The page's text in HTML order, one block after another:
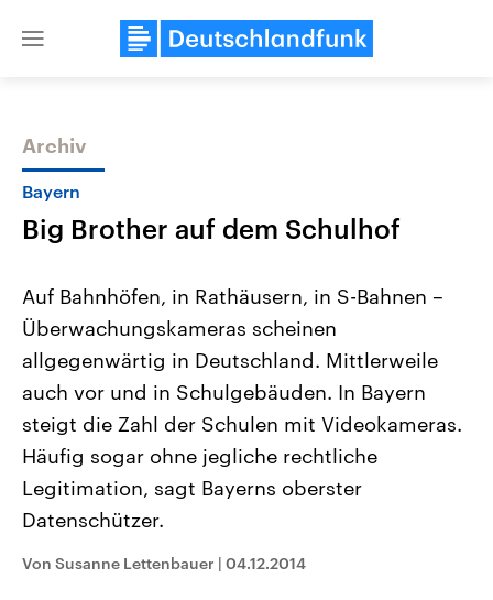
Close
Themen
Landtagswahl Sachsen-Anhalt
2026
Alle Informationen
Sachsen-Anhalt wählt am 6.
September 2026 einen neuen
Landtag. Seit 2021 wird das
Bundesland von einer Koalition aus
Umfragen, Prognosen,
und Hintergründe zu den Parteien
und Kandidaten der anstehenden
USA
Aktuelle Beiträge,
Hintergründe
Wirtschaftlich und
gehören die Vereinigten
mit großem Einfluss auf
Sendungen Programm Podcasts
Archiv
Bayern
Big Brother auf dem Schulhof
Auf Bahnhöfen, in Rathäusern, in S-Bahnen –
Überwachungskameras scheinen
allgegenwärtig in Deutschland. Mittlerweile
auch vor und in Schulgebäuden. In Bayern
steigt die Zahl der Schulen mit Videokameras.
Häufig sogar ohne jegliche rechtliche
Legitimation, sagt Bayerns oberster
Datenschützer.
Von Susanne Lettenbauer | 04.12.2014